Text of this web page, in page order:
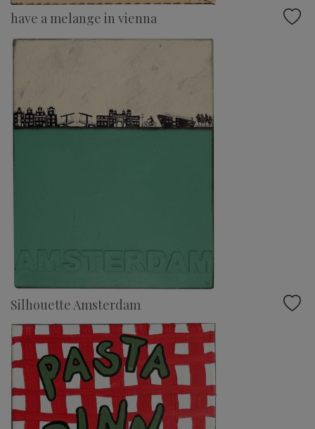
have a melange in vienna
Silhouette Amsterdam